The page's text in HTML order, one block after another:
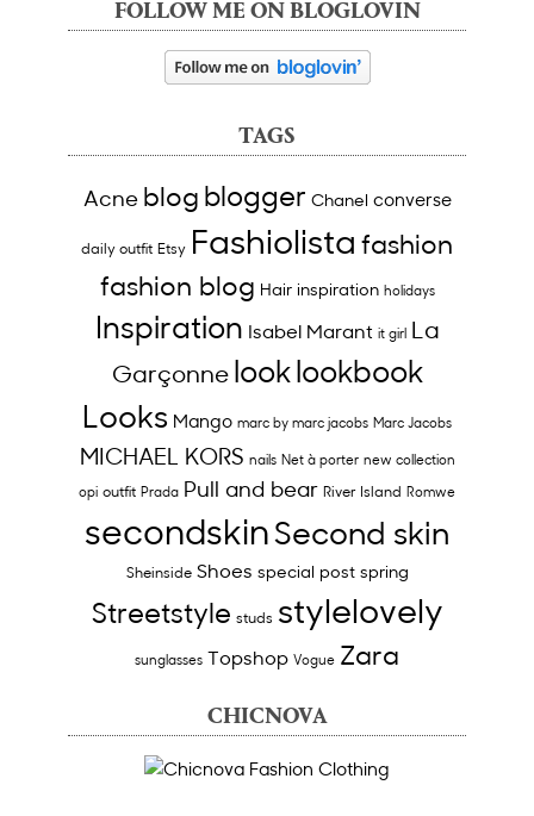
FOLLOW ME ON BLOGLOVIN
TAGS
Acne blog blogger Chanel converse
daily outfit Etsy Fashiolista fashion
fashion blog Hair inspiration holidays
Inspiration Isabel Marant it girl La
Garçonne looklookbook
Looks Mango marc by marc jacobs Marc Jacobs
MICHAEL KORS nails Net à porter new collection
opi outfit Prada Pull and bear River Island Romwe
secondskinSecond skin
Sheinside Shoes special post spring
Streetstyle studs stylelovely
sunglasses Topshop Vogue Zara
CHICNOVA